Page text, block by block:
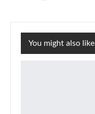
You might also like